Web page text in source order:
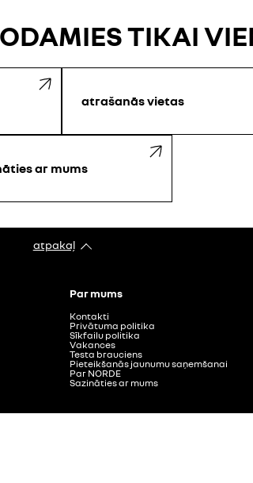
TIKAI
atrašanās vietas
ar mums
atpakaļ
Par mums
Kontakti
Privātuma politika
Sīkfailu politika
Vakances
Testa brauciens
Pieteikšanās jaunumu saņemšanai
Par NORDE
Sazināties ar mums